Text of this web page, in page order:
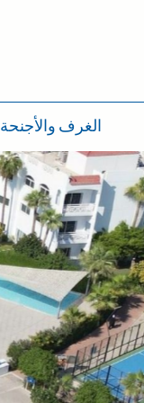
الغرف والأجنحة